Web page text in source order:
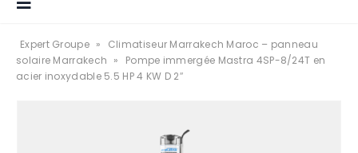
Expert Groupe »
Climatiseur Marrakech Maroc – panneau
solaire Marrakech »
Pompe immergée Mastra 4SP-8/24T en
acier inoxydable 5.5 HP 4 KW D 2″